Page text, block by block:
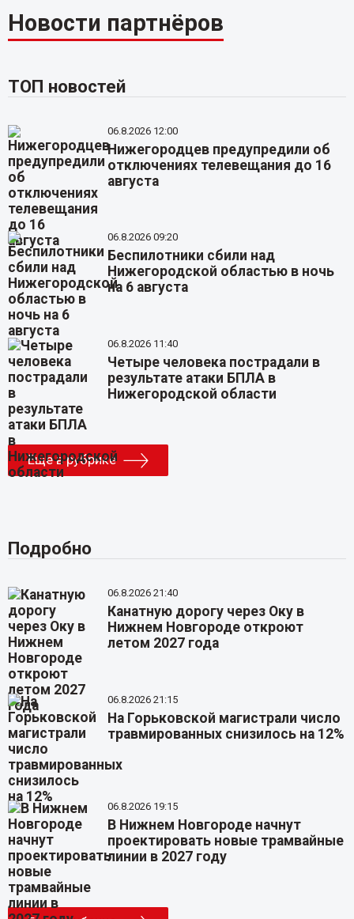
Новости партнёров
ТОП новостей
06.8.2026 12:00
Нижегородцев предупредили об
отключениях телевещания до 16
августа
06.8.2026 09:20
Беспилотники сбили над
Нижегородской областью в ночь
на 6 августа
06.8.2026 11:40
Четыре человека пострадали в
результате атаки БПЛА в
Нижегородской области
Еще в рубрике
Подробно
06.8.2026 21:40
Канатную дорогу через Оку в
Нижнем Новгороде откроют
летом 2027 года
06.8.2026 21:15
На Горьковской магистрали число
травмированных снизилось на 12%
06.8.2026 19:15
В Нижнем Новгороде начнут
проектировать новые трамвайные
линии в 2027 году